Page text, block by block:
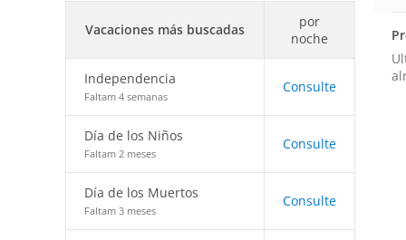
Vacaciones más buscadas
por
noche
Independencia
Faltam 4 semanas
Consulte
Día de los Niños
Faltam 2 meses
Consulte
Día de los Muertos
Faltam 3 meses
Consulte